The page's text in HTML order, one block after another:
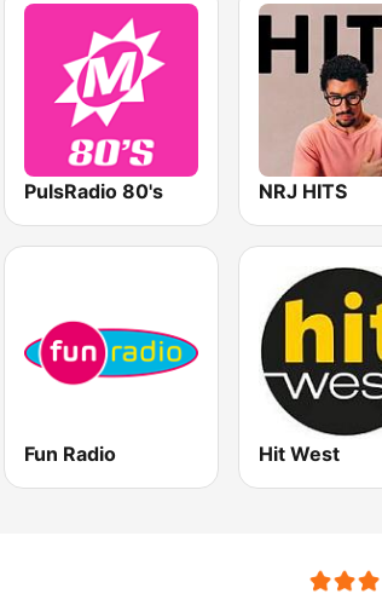
PulsRadio 80's NRJ HITS
Fun Radio Hit West